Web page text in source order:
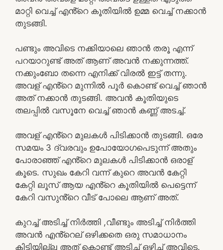
മാറ്റി വെച്ച് എൻ്റെ കൂതിയിൽ ഉമ്മ വെച്ച് നക്കാൻ
തുടങ്ങി.
പണ്ടും അവിടെ നക്കിയാലെ ഞാൻ തരൂ എന്ന്
പറയാറുണ്ട് അത് ആണ് അവൻ നക്കുന്നത്ത്.
നക്കുംബോ തന്നെ എനിക്ക് വിരൽ ഇട്ട് തന്നു.
അവള് എൻ്റെ മുന്നിൽ പൂർ കൊണ്ട് വെച്ച് ഞാൻ
അത് നക്കാൻ തുടങ്ങി. അവൻ കൂതിയുടെ
തലപ്പിൽ വസൂനേ വെച്ച് ഞാൻ കണ്ണ് അടച്ച്.
അവള് എൻ്റെ മുലകൾ പിടിക്കാൻ തുടങ്ങി. ഒരേ
സമയം 3 ദ്വരവും ഉപോയോഗപെടുന്ന് അതും
പോരാഞ്ഞ് എൻ്റെ മുലകൾ പിടിക്കാൻ ഒരാള്
കൂടെ. സുഖം കേറി വന്ന് കുറെ അവൻ കേറ്റി
കേറ്റി ലൂസ് ആയ എൻ്റെ കൂതിയിൽ പെട്ടെന്ന്
കേറി വസുൻ്റെ വീട് പോലെ ആണ് അത്.
കുറച്ച് അടിച്ച് നിർത്തി ,വീണ്ടും അടിച്ച് നിർത്തി
അവൻ എൻ്റെല് ഒഴിക്കതെ ഒരു സമാധാനം
കിട്ടിയില്ല അത് കൊണ്ട് അടിച്ച് ഒഴിച്ച് അവിടെ.